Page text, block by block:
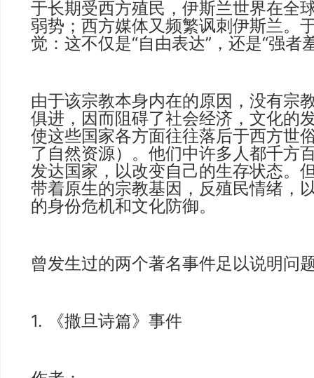
于长期受西方殖民，伊斯兰世界在全
弱势；西方媒体又频繁讽刺伊斯兰。
觉：这不仅是“自由表达”，还是“强者
由于该宗教本身内在的原因，没有宗
俱进，因而阻碍了社会经济，文化的
使这些国家各方面往往落后于西方世
了自然资源）。他们中许多人都千方
发达国家，以改变自己的生存状态。
带着原生的宗教基因，反殖民情绪，
的身份危机和文化防御。
曾发生过的两个著名事件足以说明问
1. 《撒旦诗篇》事件